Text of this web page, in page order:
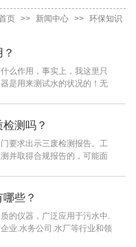
页 >> 新闻中心 >> 环保知识
么作用，事实上，我这里只
是用来测试水的状况的！无
使用哪个品牌，它都是我们
具，所以它的
测吗？
要求出示三废检测报告。工
并取得合规报告的，可能面
和废水，也未披露污染物排
《排污许可证管
些？
的仪器，广泛应用于污水中.
业.水务公司.水厂等行业和领